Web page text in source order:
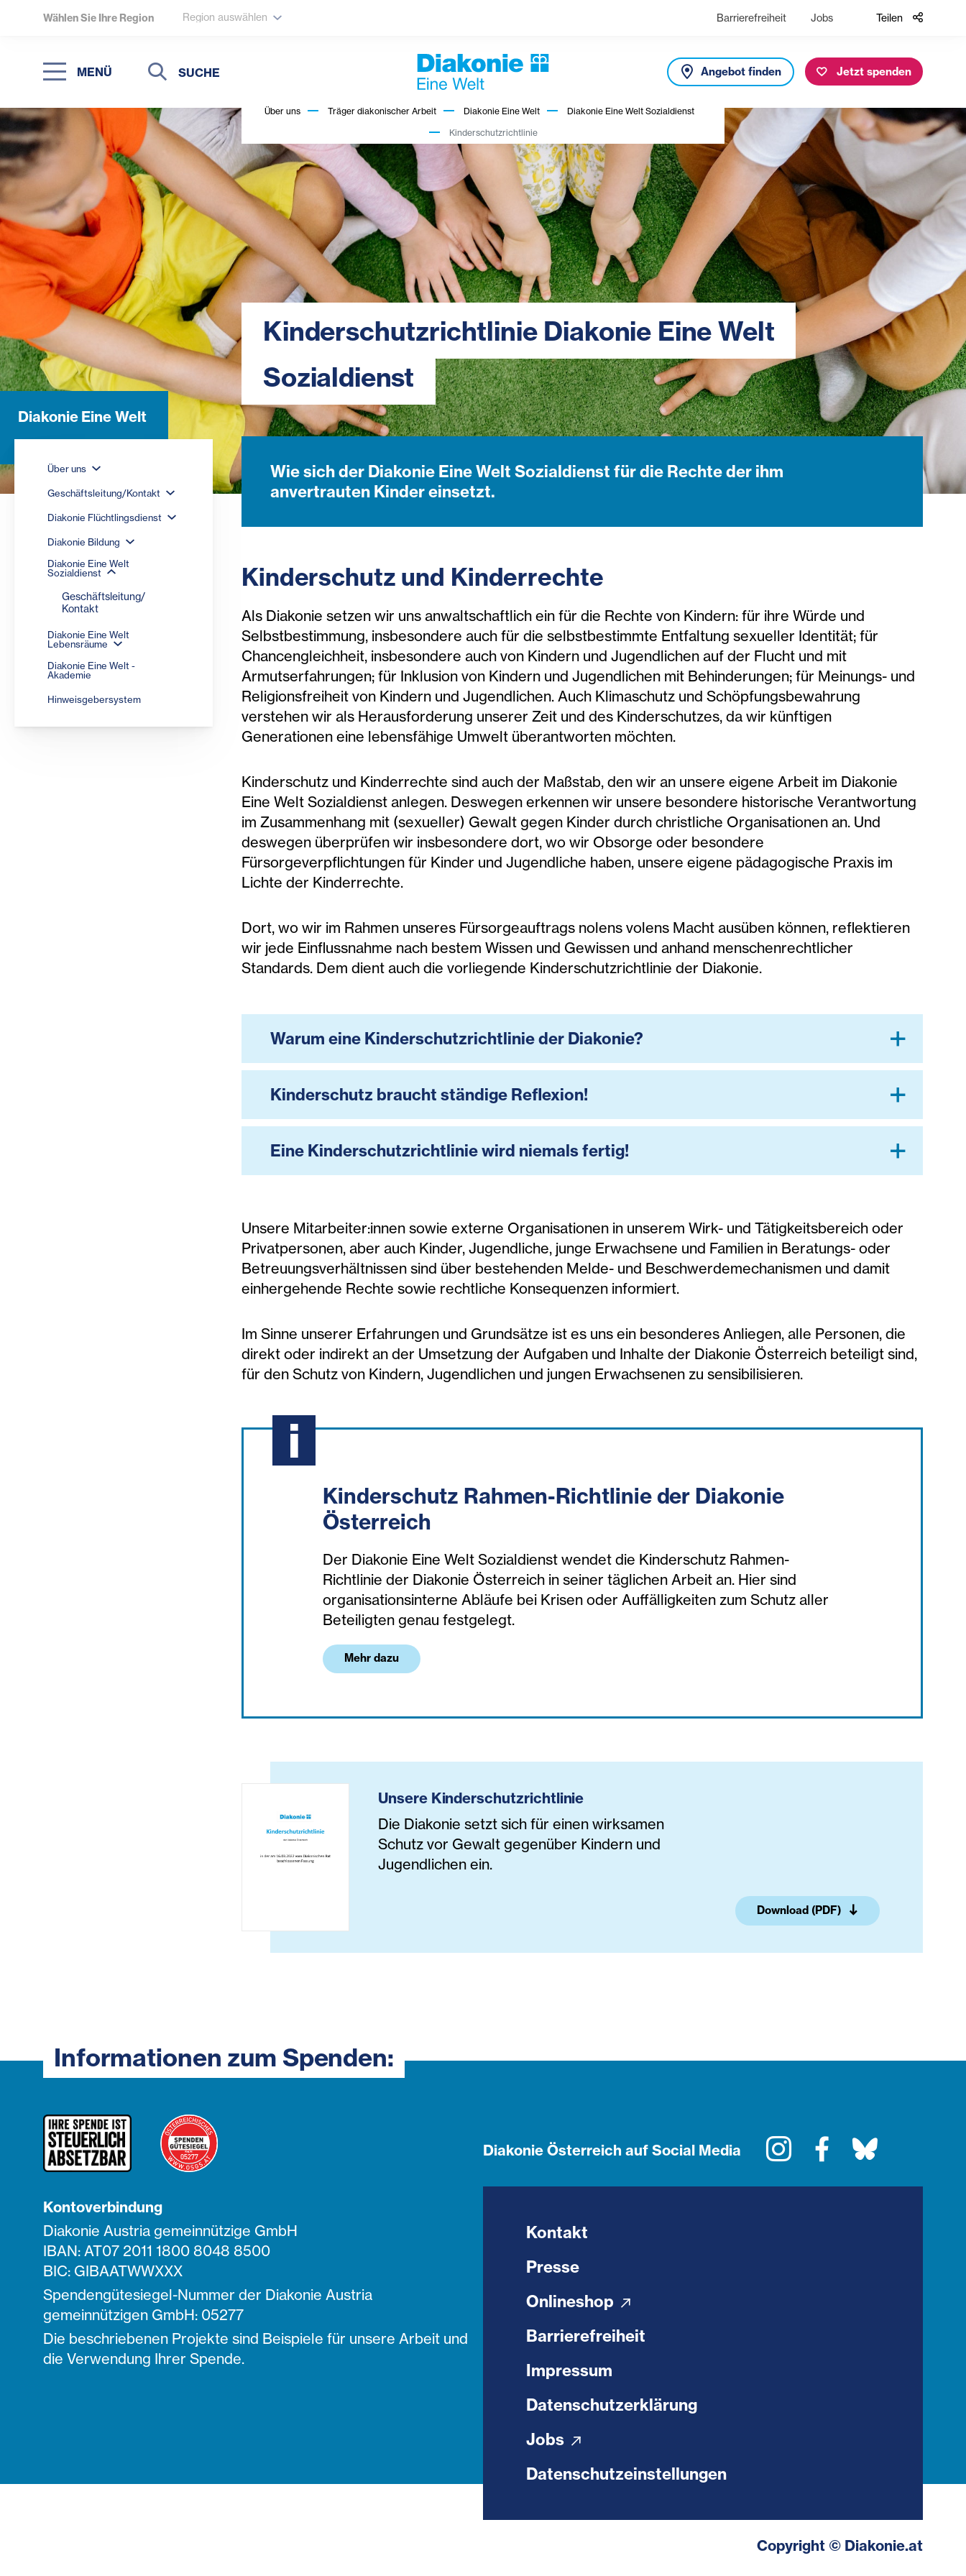
Wählen Sie Ihre Region Region auswählen Barrierefreiheit Jobs Teilen
MENÜ
Suche
Suche
Angebot finden Jetzt spenden
Über uns Träger diakonischer Arbeit Diakonie Eine Welt
Diakonie Eine Welt Sozialdienst
Kinderschutzrichtlinie
Kinderschutzrichtlinie Diakonie Eine Welt
Sozialdienst
Diakonie Eine Welt
Über uns
Geschäftsleitung/Kontakt
Diakonie Flüchtlingsdienst
Diakonie Bildung
Diakonie Eine Welt
Sozialdienst
Geschäftsleitung/
Kontakt
Diakonie Eine Welt
Lebensräume
Diakonie Eine Welt -
Akademie
Hinweisgebersystem
Wie sich der Diakonie Eine Welt Sozialdienst für die Rechte der ihm
anvertrauten Kinder einsetzt.
Kinderschutz und Kinderrechte
Als Diakonie setzen wir uns anwaltschaftlich ein für die Rechte von Kindern: für ihre Würde und
Selbstbestimmung, insbesondere auch für die selbstbestimmte Entfaltung sexueller Identität; für
Chancengleichheit, insbesondere auch von Kindern und Jugendlichen auf der Flucht und mit
Armutserfahrungen; für Inklusion von Kindern und Jugendlichen mit Behinderungen; für Meinungs- und
Religionsfreiheit von Kindern und Jugendlichen. Auch Klimaschutz und Schöpfungsbewahrung
verstehen wir als Herausforderung unserer Zeit und des Kinderschutzes, da wir künftigen
Generationen eine lebensfähige Umwelt überantworten möchten.
Kinderschutz und Kinderrechte sind auch der Maßstab, den wir an unsere eigene Arbeit im Diakonie
Eine Welt Sozialdienst anlegen. Deswegen erkennen wir unsere besondere historische Verantwortung
im Zusammenhang mit (sexueller) Gewalt gegen Kinder durch christliche Organisationen an. Und
deswegen überprüfen wir insbesondere dort, wo wir Obsorge oder besondere
Fürsorgeverpflichtungen für Kinder und Jugendliche haben, unsere eigene pädagogische Praxis im
Lichte der Kinderrechte.
Dort, wo wir im Rahmen unseres Fürsorgeauftrags nolens volens Macht ausüben können, reflektieren
wir jede Einflussnahme nach bestem Wissen und Gewissen und anhand menschenrechtlicher
Standards. Dem dient auch die vorliegende Kinderschutzrichtlinie der Diakonie.
Warum eine Kinderschutzrichtlinie der Diakonie?
Kinderschutz braucht ständige Reflexion!
Eine Kinderschutzrichtlinie wird niemals fertig!
Unsere Mitarbeiter:innen sowie externe Organisationen in unserem Wirk- und Tätigkeitsbereich oder
Privatpersonen, aber auch Kinder, Jugendliche, junge Erwachsene und Familien in Beratungs- oder
Betreuungsverhältnissen sind über bestehenden Melde- und Beschwerdemechanismen und damit
einhergehende Rechte sowie rechtliche Konsequenzen informiert.
Im Sinne unserer Erfahrungen und Grundsätze ist es uns ein besonderes Anliegen, alle Personen, die
direkt oder indirekt an der Umsetzung der Aufgaben und Inhalte der Diakonie Österreich beteiligt sind,
für den Schutz von Kindern, Jugendlichen und jungen Erwachsenen zu sensibilisieren.
Kinderschutz Rahmen-Richtlinie der Diakonie
Österreich
Der Diakonie Eine Welt Sozialdienst wendet die Kinderschutz Rahmen-
Richtlinie der Diakonie Österreich in seiner täglichen Arbeit an. Hier sind
organisationsinterne Abläufe bei Krisen oder Auffälligkeiten zum Schutz aller
Beteiligten genau festgelegt.
Mehr dazu
Unsere Kinderschutzrichtlinie
Die Diakonie setzt sich für einen wirksamen
Schutz vor Gewalt gegenüber Kindern und
Jugendlichen ein.
Download (PDF)
Informationen zum Spenden:
Kontoverbindung
Diakonie Austria gemeinnützige GmbH
IBAN: AT07 2011 1800 8048 8500
BIC: GIBAATWWXXX
Spendengütesiegel-Nummer der Diakonie Austria
gemeinnützigen GmbH: 05277
Die beschriebenen Projekte sind Beispiele für unsere Arbeit und
die Verwendung Ihrer Spende.
Diakonie Österreich auf Social Media InstagramFacebook
Kontakt
Presse
Onlineshop
Barrierefreiheit
Impressum
Datenschutzerklärung
Jobs
Datenschutzeinstellungen
Copyright © Diakonie.at